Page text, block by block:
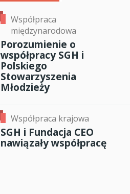
Współpraca
międzynarodowa
Porozumienie o
współpracy SGH i
Polskiego
Stowarzyszenia
Młodzieży
Współpraca krajowa
SGH i Fundacja CEO
nawiązały współpracę